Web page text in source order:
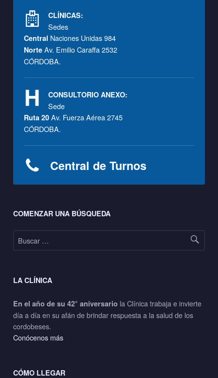
CLÍNICAS:
Sedes
Central Naciones Unidas 984
Norte Av. Emilio Caraffa 2532
CÓRDOBA.
CONSULTORIO ANEXO:
Sede
Ruta 20Av. Fuerza Aérea 2745
CÓRDOBA.
Central de Turnos
COMENZAR UNA BÚSQUEDA
Buscar:
LA CLÍNICA
En el año de su 42° aniversario la Clínica trabaja e invierte
día a día en su afán de brindar respuesta a la salud de los
cordobeses.
Conócenos más
CÓMO LLEGAR